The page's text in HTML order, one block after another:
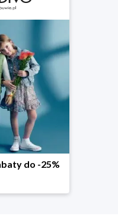
Dodatkowe -25% na wiosenne nowości